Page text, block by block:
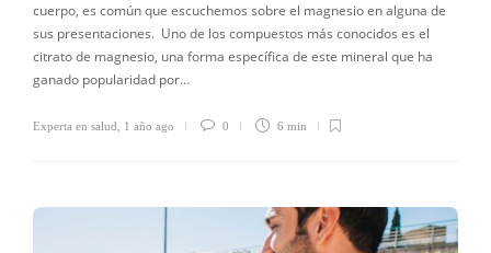
cuerpo, es común que escuchemos sobre el magnesio en alguna de
sus presentaciones. Uno de los compuestos más conocidos es el
citrato de magnesio, una forma específica de este mineral que ha
ganado popularidad por…
Experta en salud 1 año ago 0 6 min